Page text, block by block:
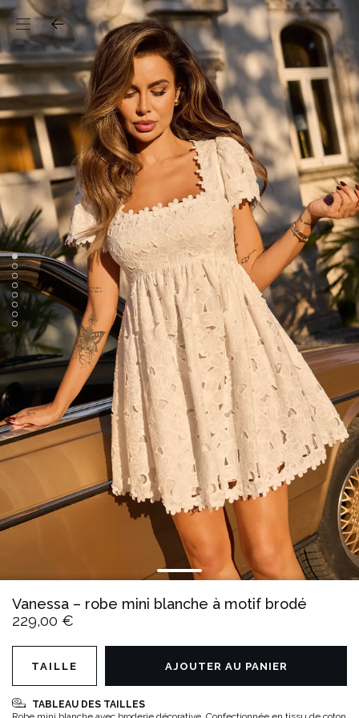
Vanessa – robe mini blanche à motif brodé
229,00 €
TABLEAU DES TAILLES
TAILLE AJOUTER AU PANIER